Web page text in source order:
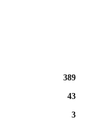
389
43
3